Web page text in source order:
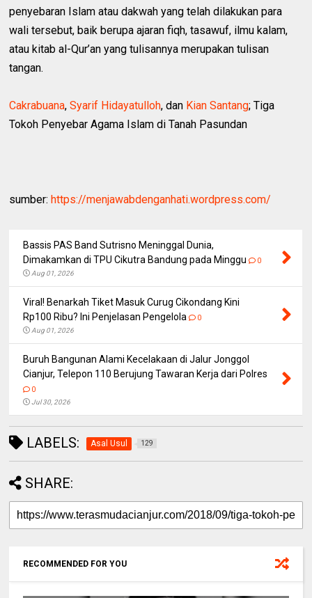
penyebaran Islam atau dakwah yang telah dilakukan para
wali tersebut, baik berupa ajaran fiqh, tasawuf, ilmu kalam,
atau kitab al-Qur’an yang tulisannya merupakan tulisan
tangan.
Cakrabuana,Syarif Hidayatulloh, dan Kian Santang; Tiga
Tokoh Penyebar Agama Islam di Tanah Pasundan
sumber:https://menjawabdenganhati.wordpress.com/
Bassis PAS Band Sutrisno Meninggal Dunia,
Dimakamkan di TPU Cikutra Bandung pada Minggu
0
Aug 01, 2026
Viral! Benarkah Tiket Masuk Curug Cikondang Kini
Rp100 Ribu? Ini Penjelasan Pengelola
0
Aug 01, 2026
Buruh Bangunan Alami Kecelakaan di Jalur Jonggol
Cianjur, Telepon 110 Berujung Tawaran Kerja dari Polres
0
Jul 30, 2026
LABELS: Asal Usul 129
SHARE:
RECOMMENDED FOR YOU